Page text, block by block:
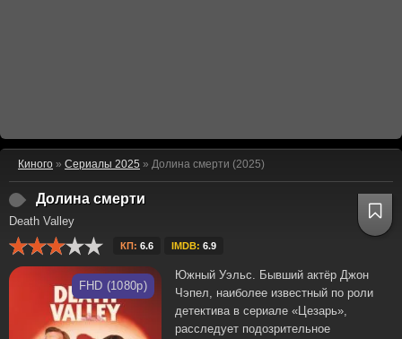
Киного » Сериалы 2025 » Долина смерти (2025)
Долина смерти
Death Valley
КП: 6.6 IMDB: 6.9
FHD (1080p)
Южный Уэльс. Бывший актёр Джон
Чэпел, наиболее известный по роли
детектива в сериале «Цезарь»,
расследует подозрительное